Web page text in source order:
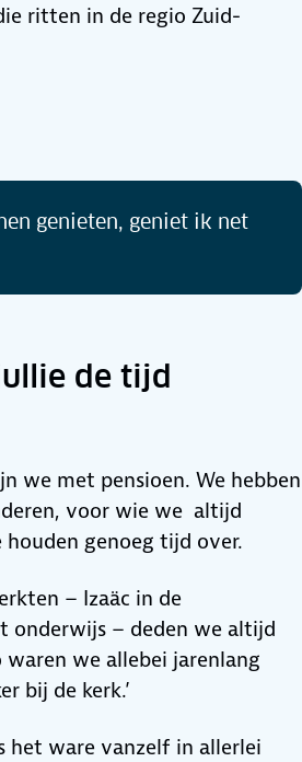
ritten in de regio Zuid-
genieten, geniet ik net
de tijd
we met pensioen. We hebben
voor wie we altijd
genoeg tijd over.
– Izaäc in de
onderwijs – deden we altijd
we allebei jarenlang
bij de kerk.’
het ware vanzelf in allerlei